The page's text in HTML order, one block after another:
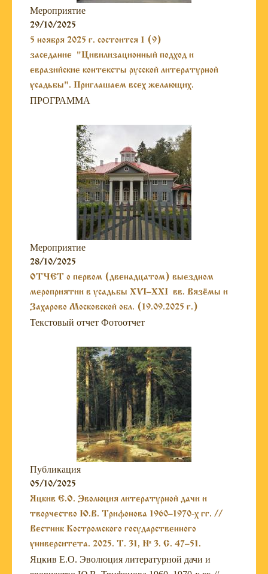
Мероприятие
29/10/2025
5 ноября 2025 г. состоится 1 (9)
заседание "Цивилизационный подход и
евразийские контексты русской литературной
усадьбы". Приглашаем всех желающих.
ПРОГРАММА
Мероприятие
28/10/2025
ОТЧЕТ о первом (двенадцатом) выездном
мероприятии в усадьбы XVI–XXI вв. Вязёмы и
Захарово Московской обл. (19.09.2025 г.)
Текстовый отчет Фотоотчет
Публикация
05/10/2025
Яцкив Е.О. Эволюция литературной дачи и
творчество Ю.В. Трифонова 1960–1970-х гг. //
Вестник Костромского государственного
университета. 2025. Т. 31, № 3. С. 47–51.
Яцкив Е.О. Эволюция литературной дачи и